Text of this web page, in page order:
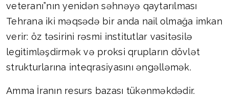
veteranı”nın yenidən səhnəyə qaytarılması
Tehrana iki məqsədə bir anda nail olmağa imkan
verir: öz təsirini rəsmi institutlar vasitəsilə
legitimləşdirmək və proksi qrupların dövlət
strukturlarına inteqrasiyasını əngəlləmək.
Amma İranın resurs bazası tükənməkdədir.